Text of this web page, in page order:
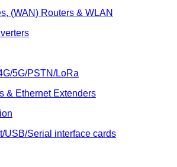
(WAN) Routers & WLAN
5G/PSTN/LoRa
& Ethernet Extenders
USB/Serial interface cards